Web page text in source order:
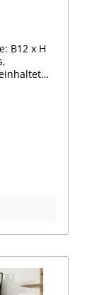
B12 x H
OUTLET